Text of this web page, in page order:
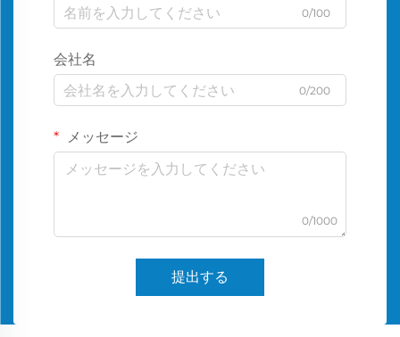
0/100
会社名
0/200
メッセージ
0/1000
提出する